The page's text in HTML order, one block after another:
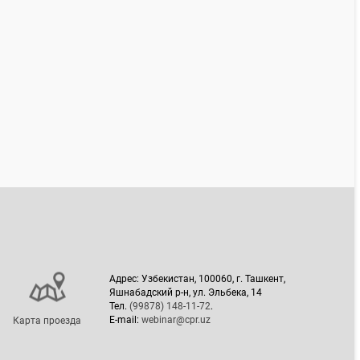
Карта проезда
Адрес: Узбекистан, 100060, г. Ташкент,
Яшнабадский р-н, ул. Эльбека, 14
Тел. (99878) 148-11-72.
E-mail: webinar@cpr.uz